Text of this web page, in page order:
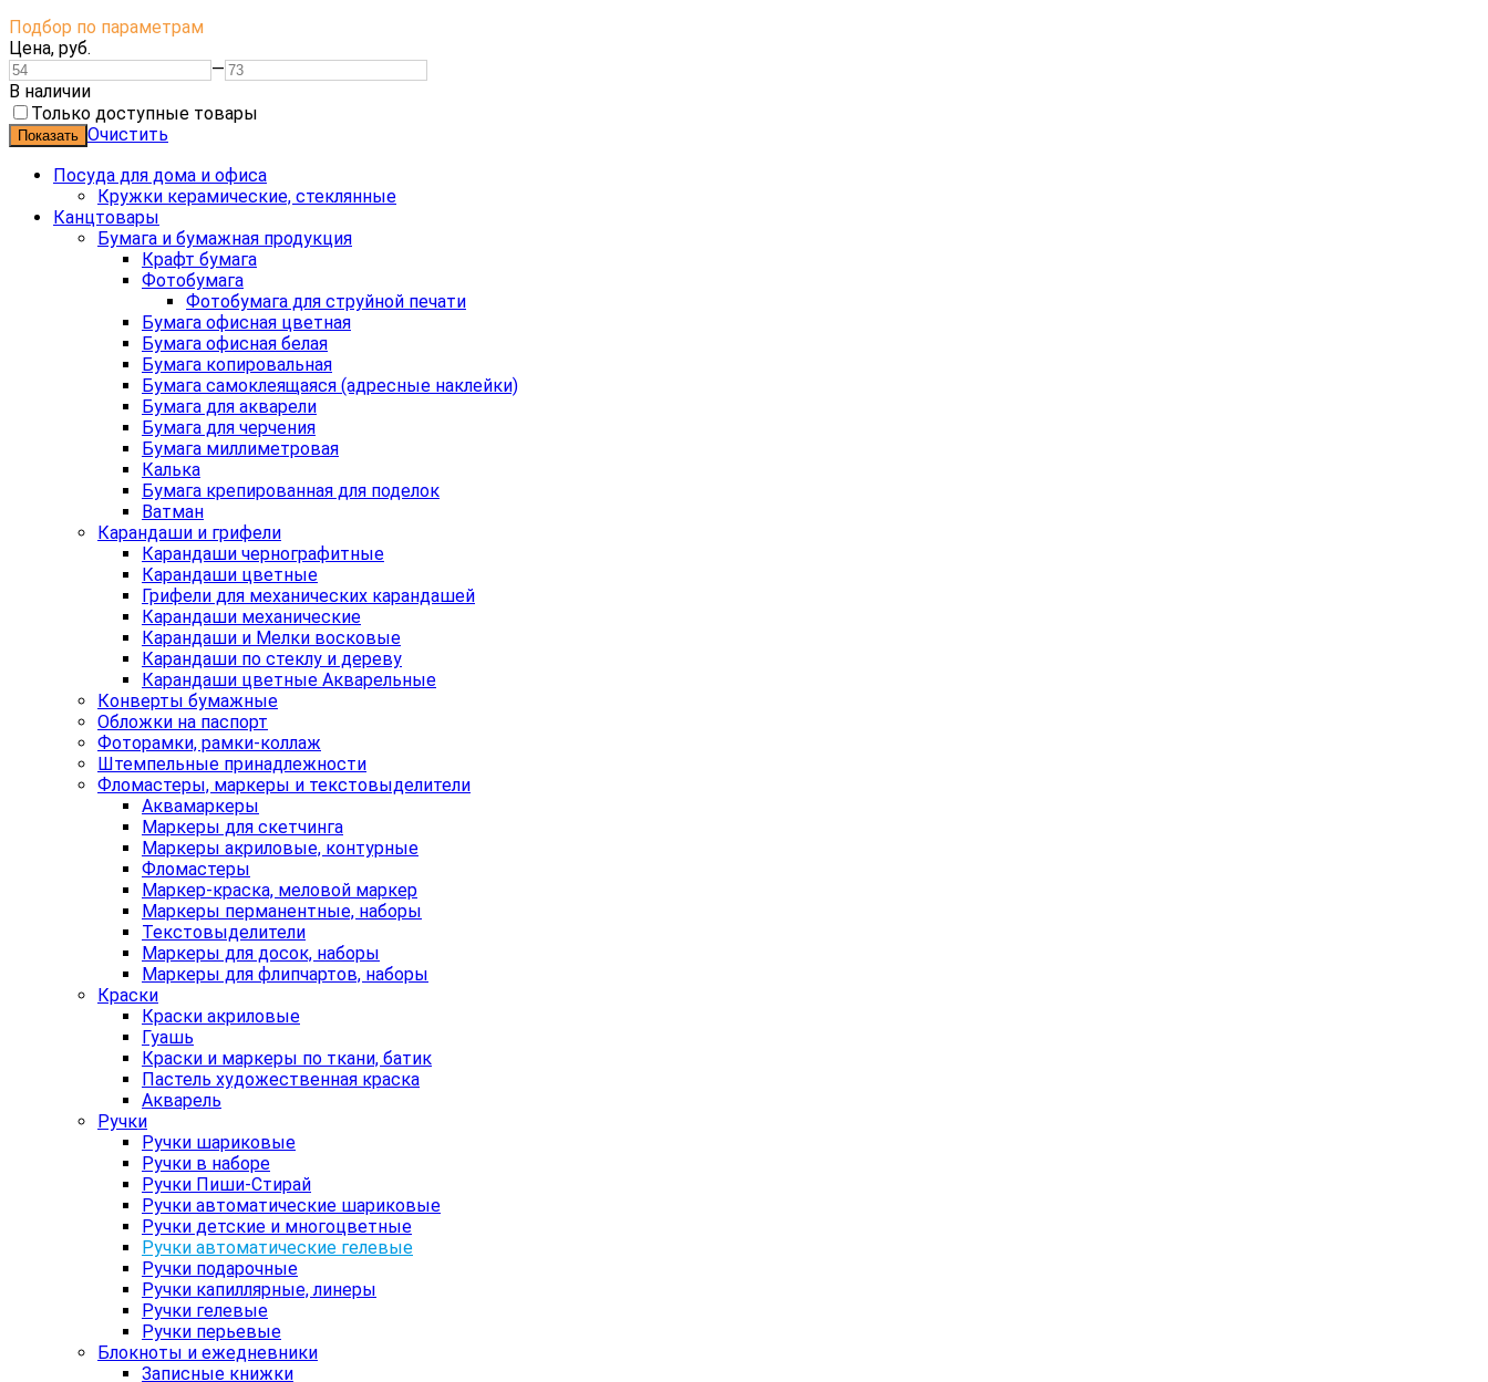
Подбор по параметрам
Цена, руб.
—
В наличии
Только доступные товары
Очистить
Посуда для дома и офиса
Кружки керамические, стеклянные
Канцтовары
Бумага и бумажная продукция
Крафт бумага
Фотобумага
Фотобумага для струйной печати
Бумага офисная цветная
Бумага офисная белая
Бумага копировальная
Бумага самоклеящаяся (адресные наклейки)
Бумага для акварели
Бумага для черчения
Бумага миллиметровая
Калька
Бумага крепированная для поделок
Ватман
Карандаши и грифели
Карандаши чернографитные
Карандаши цветные
Грифели для механических карандашей
Карандаши механические
Карандаши и Мелки восковые
Карандаши по стеклу и дереву
Карандаши цветные Акварельные
Конверты бумажные
Обложки на паспорт
Фоторамки, рамки-коллаж
Штемпельные принадлежности
Фломастеры, маркеры и текстовыделители
Аквамаркеры
Маркеры для скетчинга
Маркеры акриловые, контурные
Фломастеры
Маркер-краска, меловой маркер
Маркеры перманентные, наборы
Текстовыделители
Маркеры для досок, наборы
Маркеры для флипчартов, наборы
Краски
Краски акриловые
Гуашь
Краски и маркеры по ткани, батик
Пастель художественная краска
Акварель
Ручки
Ручки шариковые
Ручки в наборе
Ручки Пиши-Стирай
Ручки автоматические шариковые
Ручки детские и многоцветные
Ручки автоматические гелевые
Ручки подарочные
Ручки капиллярные, линеры
Ручки гелевые
Ручки перьевые
Блокноты и ежедневники
Записные книжки